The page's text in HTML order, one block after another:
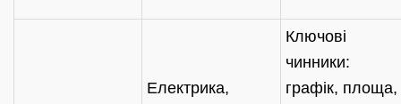
Електрика,
Ключові
чинники:
графік, площа,